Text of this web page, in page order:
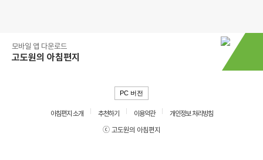
모바일 앱 다운로드
고도원의 아침편지
PC 버전
아침편지 소개 추천하기 이용약관
개인정보 처리방침
ⓒ 고도원의 아침편지